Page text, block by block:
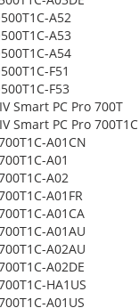
A52
A53
A54
F51
F53
Smart PC Pro 700T
Smart PC Pro 700T1C
A01CN
A01
A02
A01FR
A01CA
A01AU
A02AU
A02DE
HA1US
A01US